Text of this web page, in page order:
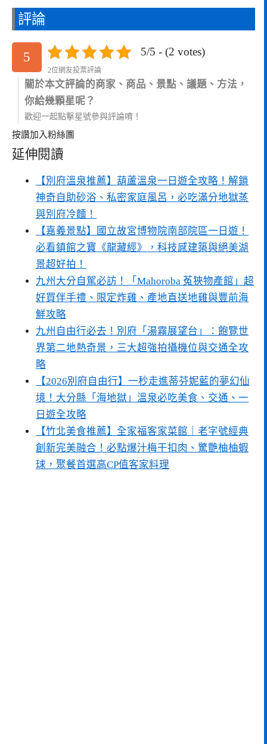
評論
5 5/5 - (2 votes)
2位網友投票評論
關於本文評論的商家、商品、景點、議題、方法，
你給幾顆星呢？
歡迎一起點擊星號參與評論唷！
按讚加入粉絲團
延伸閱讀
【別府溫泉推薦】葫蘆溫泉一日遊全攻略！解鎖
神奇自助砂浴、私密家庭風呂，必吃滿分地獄蒸
與別府冷麵！
【嘉義景點】國立故宮博物院南部院區一日遊！
必看鎮館之寶《龍藏經》，科技感建築與絕美湖
景超好拍！
九州大分自駕必訪！「Mahoroba 菟狹物產館」超
好買伴手禮、限定炸雞、產地直送地雞與豐前海
鮮攻略
九州自由行必去！別府「湯霧展望台」：飽覽世
界第二地熱奇景，三大超強拍攝機位與交通全攻
略
【2026別府自由行】一秒走進蒂芬妮藍的夢幻仙
境！大分縣「海地獄」溫泉必吃美食、交通、一
日遊全攻略
【竹北美食推薦】全家福客家菜館｜老字號經典
創新完美融合！必點爆汁梅干扣肉、驚艷柚柚蝦
球，聚餐首選高CP值客家料理